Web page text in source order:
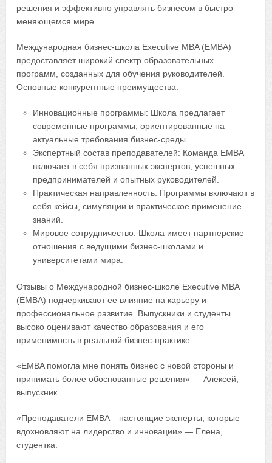
решения и эффективно управлять бизнесом в быстро
меняющемся мире.
Международная бизнес-школа Executive MBA (EMBA)
предоставляет широкий спектр образовательных
программ, созданных для обучения руководителей.
Основные конкурентные преимущества:
Инновационные программы: Школа предлагает
современные программы, ориентированные на
актуальные требования бизнес-среды.
Экспертный состав преподавателей: Команда EMBA
включает в себя признанных экспертов, успешных
предпринимателей и опытных руководителей.
Практическая направленность: Программы включают в
себя кейсы, симуляции и практическое применение
знаний.
Мировое сотрудничество: Школа имеет партнерские
отношения с ведущими бизнес-школами и
университетами мира.
Отзывы о Международной бизнес-школе Executive MBA
(EMBA) подчеркивают ее влияние на карьеру и
профессиональное развитие. Выпускники и студенты
высоко оценивают качество образования и его
применимость в реальной бизнес-практике.
«EMBA помогла мне понять бизнес с новой стороны и
принимать более обоснованные решения» — Алексей,
выпускник.
«Преподаватели EMBA – настоящие эксперты, которые
вдохновляют на лидерство и инновации» — Елена,
студентка.